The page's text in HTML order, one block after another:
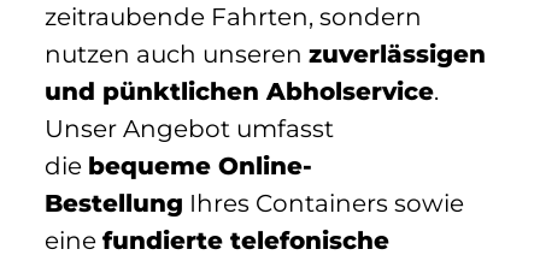
zeitraubende Fahrten, sondern
nutzen auch unseren zuverlässigen
und pünktlichen Abholservice.
Unser Angebot umfasst
die bequeme Online-
Bestellung Ihres Containers sowie
eine fundierte telefonische